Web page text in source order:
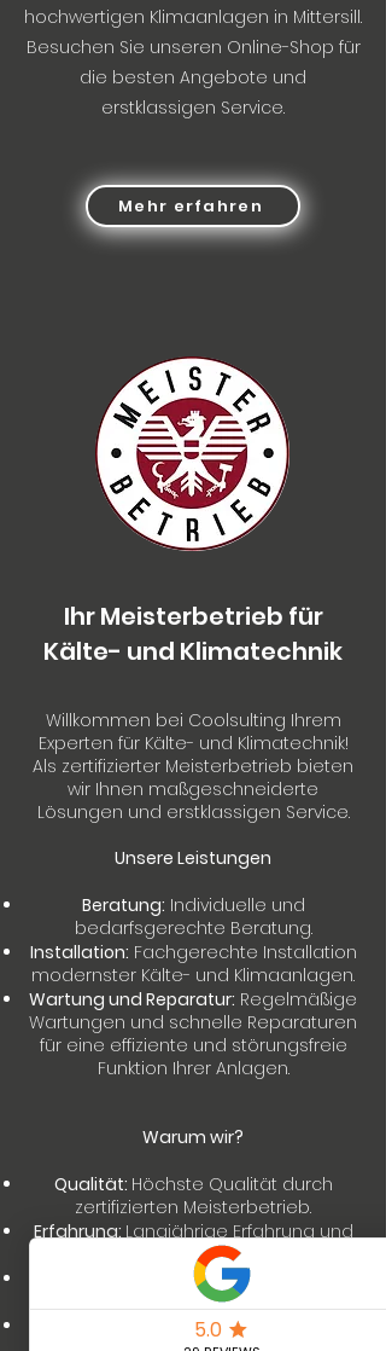
hochwertigen Klimaanlagen in Mittersill.
Besuchen Sie unseren Online-Shop für
die besten Angebote und
erstklassigen Service.
Mehr erfahren
Ihr Meisterbetrieb für
Kälte- und Klimatechnik
Willkommen bei Coolsulting Ihrem
Experten für Kälte- und Klimatechnik!
Als zertifizierter Meisterbetrieb bieten
wir Ihnen maßgeschneiderte
Lösungen und erstklassigen Service.
Unsere Leistungen
Beratung: Individuelle und
bedarfsgerechte Beratung.
Installation: Fachgerechte Installation
modernster Kälte- und Klimaanlagen.
Wartung und Reparatur: Regelmäßige
Wartungen und schnelle Reparaturen
für eine effiziente und störungsfreie
Funktion Ihrer Anlagen.
Warum wir?
Qualität: Höchste Qualität durch
zertifizierten Meisterbetrieb.
Erfahrung:Langjährige Erfahrung und
Fachkompetenz.
Kundenzufriedenheit:Ihr Vertrauen
und Ihre Zufriedenheit sind unser Ziel.
Umweltfreundlich:Einsatz